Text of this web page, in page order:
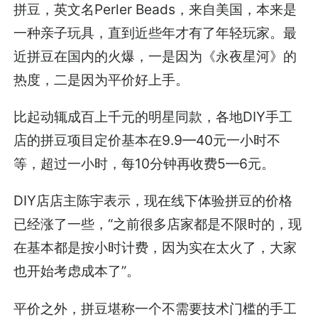
拼豆，英文名Perler Beads，来自美国，本来是
一种亲子玩具，直到近些年才有了年轻玩家。最
近拼豆在国内的火爆，一是因为《永夜星河》的
热度，二是因为平价好上手。
比起动辄成百上千元的明星同款，各地DIY手工
店的拼豆项目定价基本在9.9—40元一小时不
等，超过一小时，每10分钟再收费5—6元。
DIY店店主陈宇表示，现在线下体验拼豆的价格
已经涨了一些，“之前很多店家都是不限时的，现
在基本都是按小时计费，因为实在太火了，大家
也开始考虑成本了”。
平价之外，拼豆堪称一个不需要技术门槛的手工